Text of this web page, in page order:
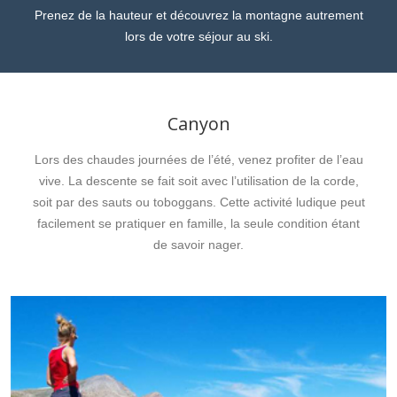
Prenez de la hauteur et découvrez la montagne autrement
lors de votre séjour au ski.
Canyon
Lors des chaudes journées de l’été, venez profiter de l’eau
vive. La descente se fait soit avec l’utilisation de la corde,
soit par des sauts ou toboggans. Cette activité ludique peut
facilement se pratiquer en famille, la seule condition étant
de savoir nager.